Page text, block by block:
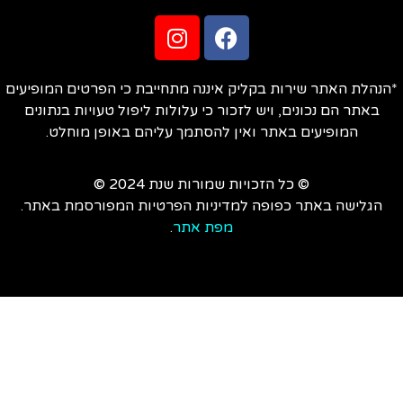
האתר שירות בקליק איננה מתחייבת כי הפרטים המופיעים
באתר הם נכונים, ויש לזכור כי עלולות ליפול טעויות בנתונים
המופיעים באתר ואין להסתמך עליהם באופן מוחלט.
© כל הזכויות שמורות שנת 2024 ©
הגלישה באתר כפופה למדיניות הפרטיות המפורסמת באתר.
מפת אתר.